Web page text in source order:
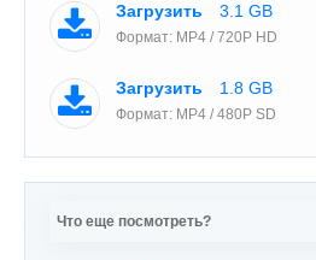
Загрузить 3.1 GB
Формат: MP4 / 720P HD
Загрузить 1.8 GB
Формат: MP4 / 480P SD
Что еще посмотреть?